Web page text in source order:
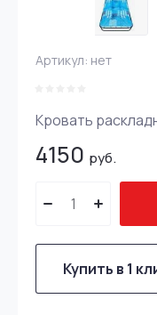
Артикул: нет
Кровать
4150 руб.
Купить в 1